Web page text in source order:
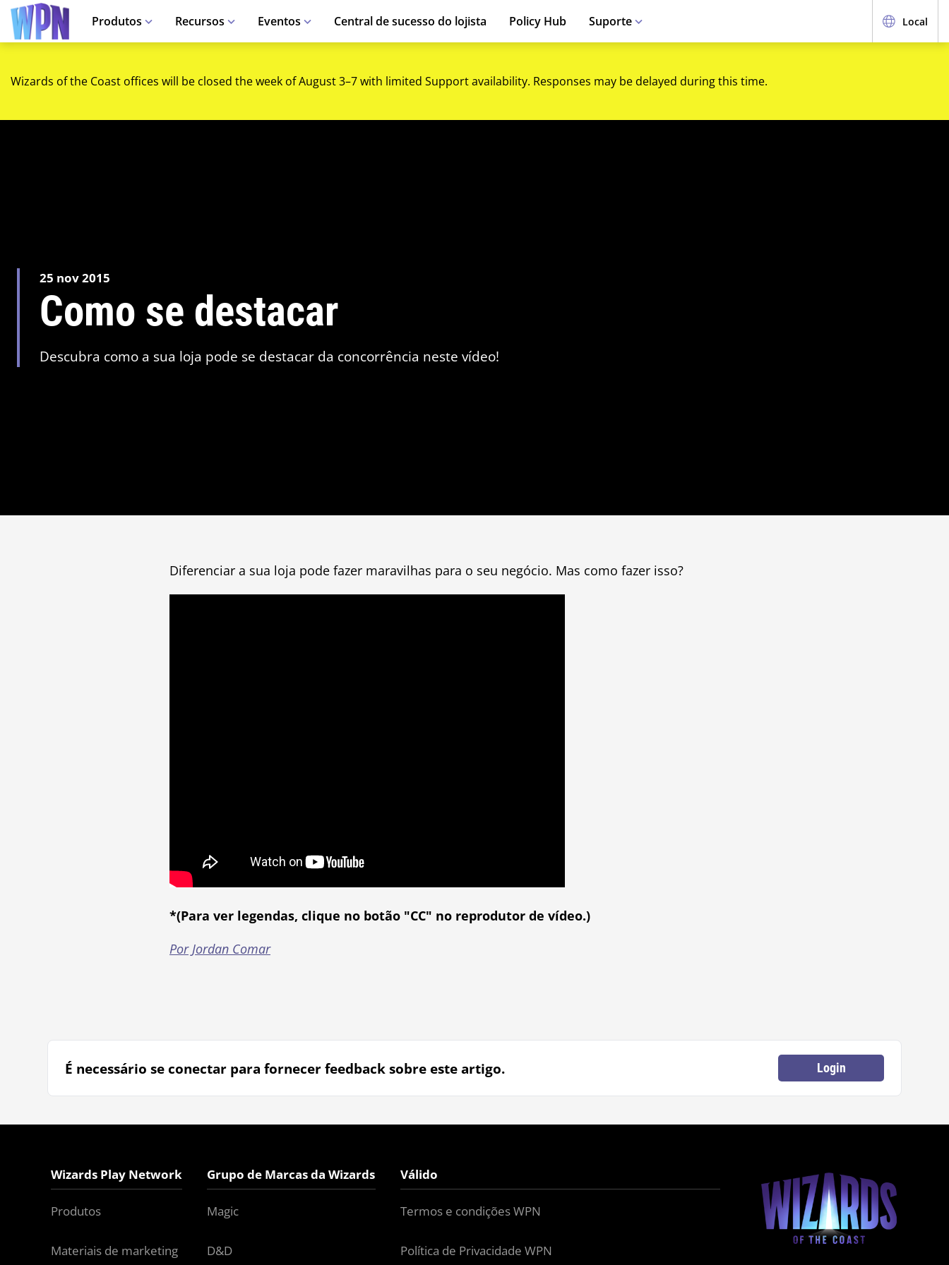
Produtos Recursos Eventos Central de sucesso do lojista Policy Hub Suporte Local
Wizards of the Coast offices will be closed the week of August 3–7 with limited Support availability. Responses may be delayed during this time.
25 nov 2015
Como se destacar
Descubra como a sua loja pode se destacar da concorrência neste vídeo!
Diferenciar a sua loja pode fazer maravilhas para o seu negócio. Mas como fazer isso?
*(Para ver legendas, clique no botão "CC" no reprodutor de vídeo.)
Por Jordan Comar
É necessário se conectar para fornecer feedback sobre este artigo. Login
Wizards Play Network
Produtos
Materiais de marketing
Grupo de Marcas da Wizards
Magic
D&D
Válido
Termos e condições WPN
Política de Privacidade WPN